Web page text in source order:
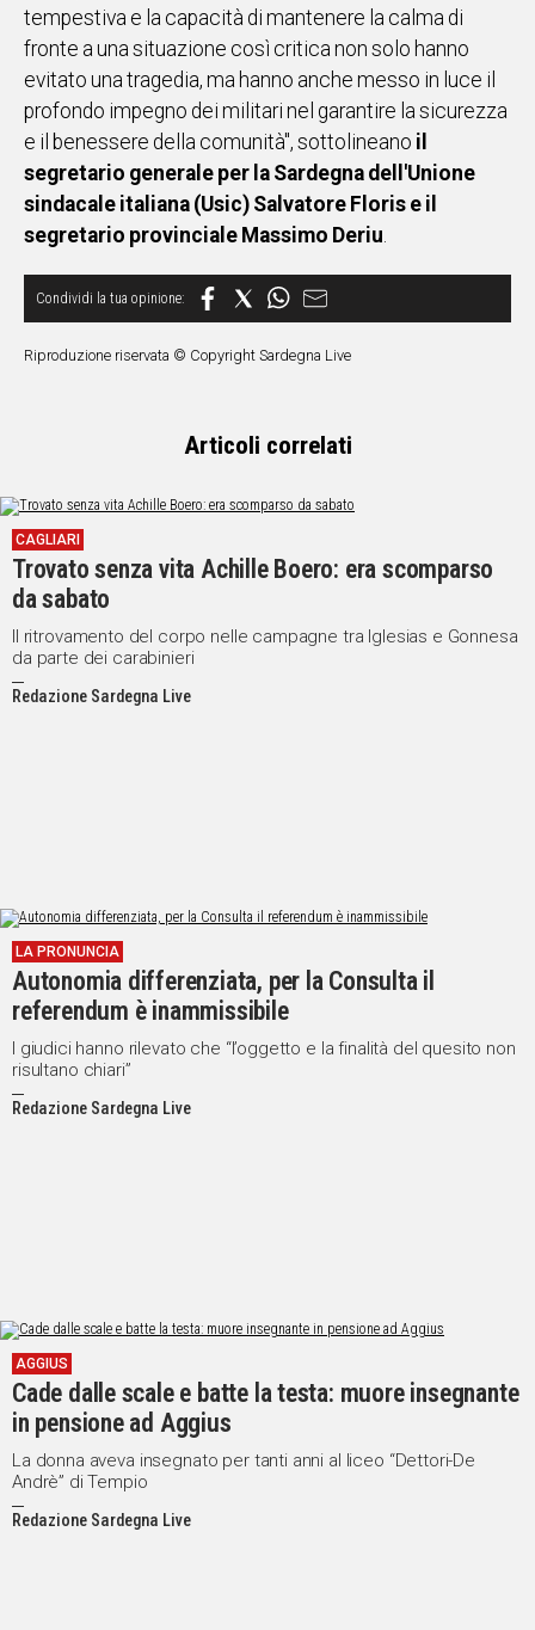
tempestiva e la capacità di mantenere la calma di
fronte a una situazione così critica non solo hanno
evitato una tragedia, ma hanno anche messo in luce il
profondo impegno dei militari nel garantire la sicurezza
e il benessere della comunità", sottolineano il
segretario generale per la Sardegna dell'Unione
sindacale italiana (Usic) Salvatore Floris e il
segretario provinciale Massimo Deriu.
Riproduzione riservata © Copyright Sardegna Live
Articoli correlati
CAGLIARI
Trovato senza vita Achille Boero: era scomparso
da sabato
Il ritrovamento del corpo nelle campagne tra Iglesias e Gonnesa
da parte dei carabinieri
Redazione Sardegna Live
LA PRONUNCIA
Autonomia differenziata, per la Consulta il
referendum è inammissibile
I giudici hanno rilevato che “l’oggetto e la finalità del quesito non
risultano chiari”
Redazione Sardegna Live
AGGIUS
Cade dalle scale e batte la testa: muore insegnante
in pensione ad Aggius
La donna aveva insegnato per tanti anni al liceo “Dettori-De
Andrè” di Tempio
Redazione Sardegna Live